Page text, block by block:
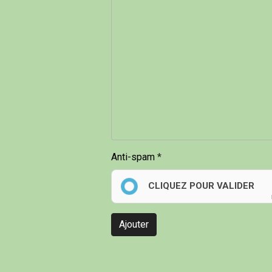
Anti-spam
CLIQUEZ POUR VALIDER
Ajouter